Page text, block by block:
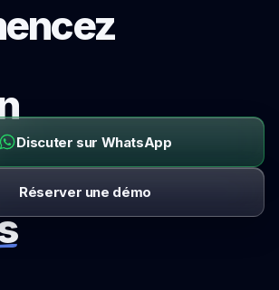
Discuter sur WhatsApp
Réserver une démo